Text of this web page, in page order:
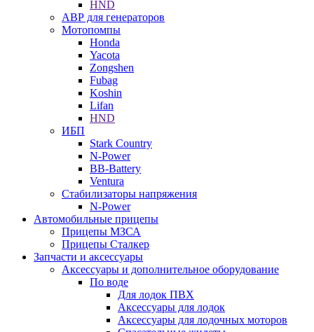
HND
АВР для генераторов
Мотопомпы
Honda
Yacota
Zongshen
Fubag
Koshin
Lifan
HND
ИБП
Stark Country
N-Power
BB-Battery
Ventura
Стабилизаторы напряжения
N-Power
Автомобильные прицепы
Прицепы МЗСА
Прицепы Сталкер
Запчасти и аксессуары
Аксессуары и дополнительное оборудование
По воде
Для лодок ПВХ
Аксессуары для лодок
Аксессуары для лодочных моторов